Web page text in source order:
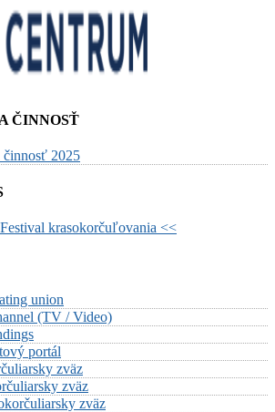
ČINNOSŤ
2025
krasokorčuľovania <<
union
(TV / Video)
portál
zväz
zväz
zväz